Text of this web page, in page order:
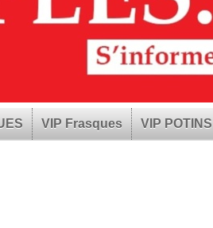
VIP Frasques VIP POTINS